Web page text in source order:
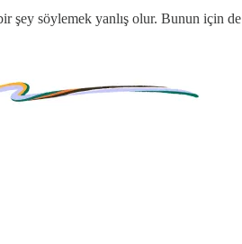
şey söylemek yanlış olur. Bunun için de